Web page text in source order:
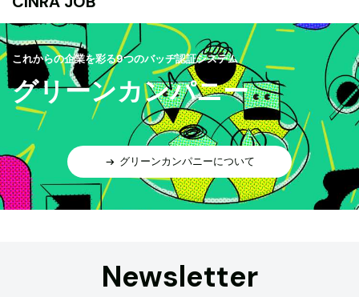
これからの企業を彩る9つのバッヂ認証システム
グリーンカンパニー
グリーンカンパニーについて
Newsletter